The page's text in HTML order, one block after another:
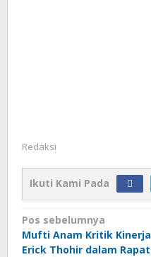
Redaksi
Ikuti Kami Pada
Navigasi
pos
Pos sebelumnya
Mufti Anam Kritik Kinerja
Erick Thohir dalam Rapat